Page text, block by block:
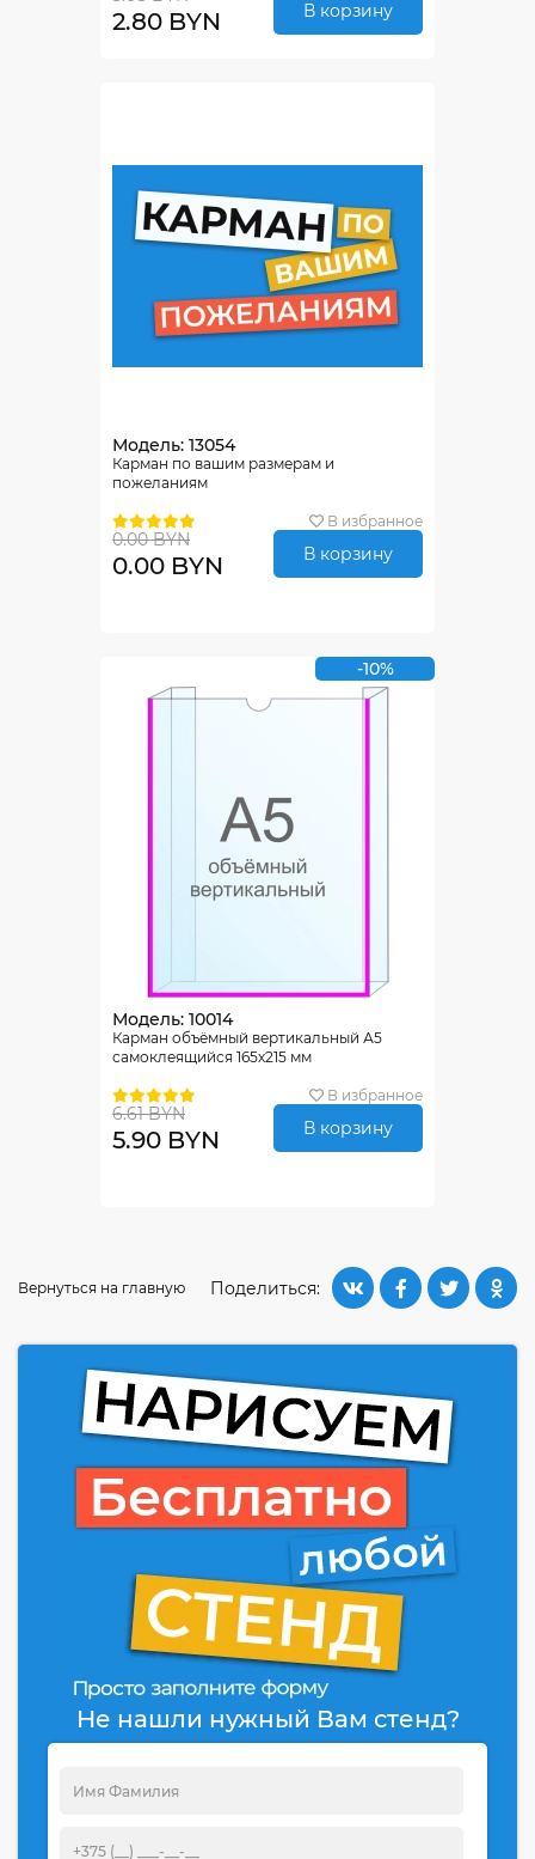
2.80 BYN В корзину
Модель: 13054
Карман по вашим размерам и
пожеланиям
В избранное
0.00 BYN
0.00 BYN В корзину
-10%
Модель: 10014
Карман объёмный вертикальный А5
самоклеящийся 165х215 мм
В избранное
6.61 BYN
5.90 BYN В корзину
Поделиться:
Вернуться на главную
Не нашли нужный Вам стенд?